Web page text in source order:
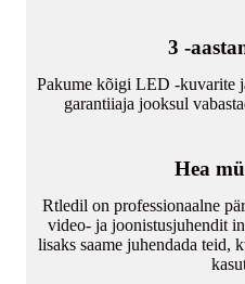
3 -
Pakume kõigi LED -kuvarite
garantiiaja jooksul
Hea
Rtledil on professionaalne
video- ja joonistusjuhendit
lisaks saame juhendada teid,